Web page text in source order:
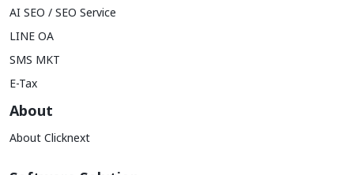
AI SEO / SEO Service
LINE OA
SMS MKT
E-Tax
About
About Clicknext